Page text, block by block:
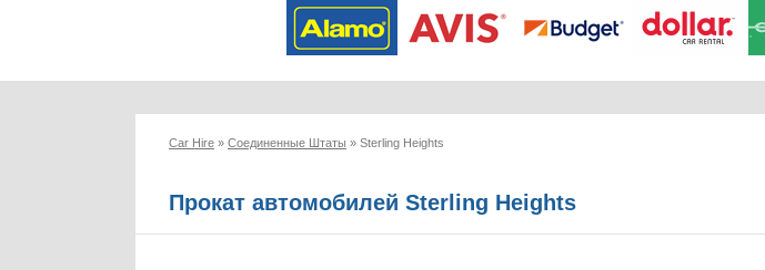
Car Hire » Соединенные Штаты » Sterling Heights
Прокат автомобилей Sterling Heights